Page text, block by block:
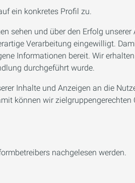
ein konkretes Profil zu.
sehen und über den Erfolg
Verarbeitung eingewilligt.
Informationen bereit. Wir
durchgeführt wurde.
Inhalte und Anzeigen an die
können wir
nachgelesen werden.